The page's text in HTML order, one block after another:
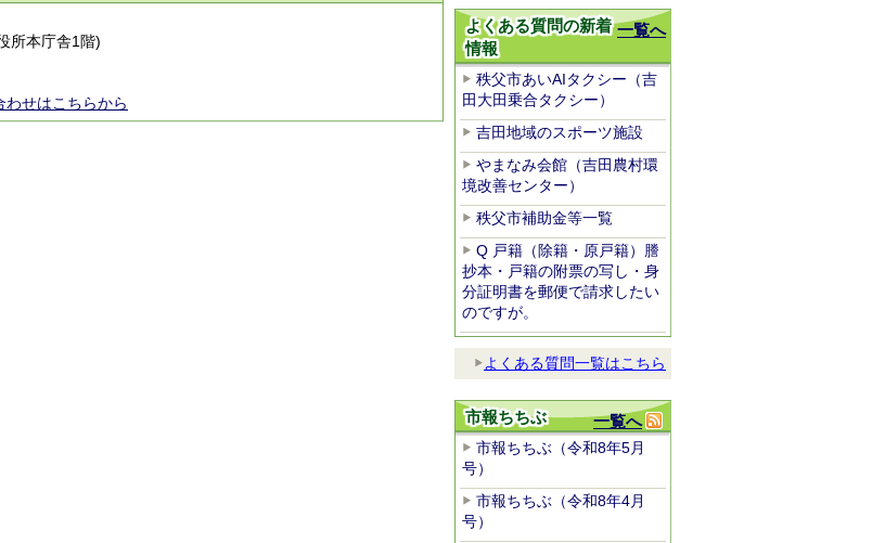
所本庁舎1階)
せはこちらから
一覧へ
よくある質問の新着
情報
秩父市あいAIタクシー（吉
田大田乗合タクシー）
吉田地域のスポーツ施設
やまなみ会館（吉田農村環
境改善センター）
秩父市補助金等一覧
Q 戸籍（除籍・原戸籍）謄
抄本・戸籍の附票の写し・身
分証明書を郵便で請求したい
のですが。
よくある質問一覧はこちら
一覧へ
市報ちちぶ
市報ちちぶ（令和8年5月
号）
市報ちちぶ（令和8年4月
号）